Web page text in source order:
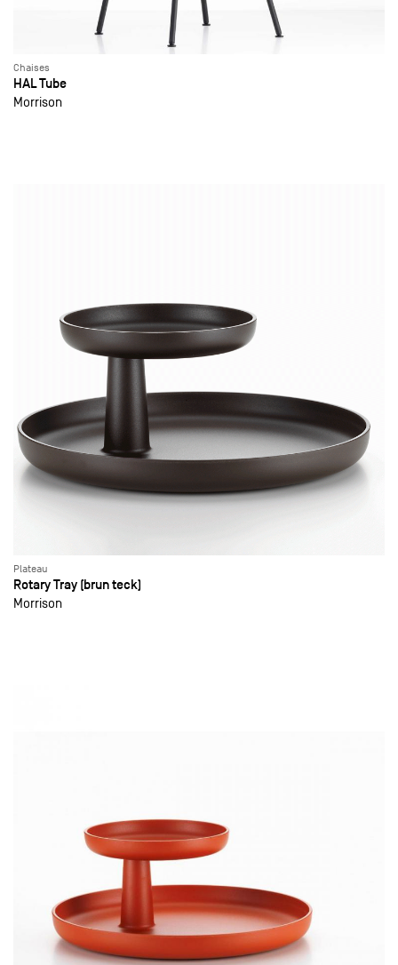
Chaises
HAL Tube
Morrison
Plateau
Rotary Tray (brun teck)
Morrison